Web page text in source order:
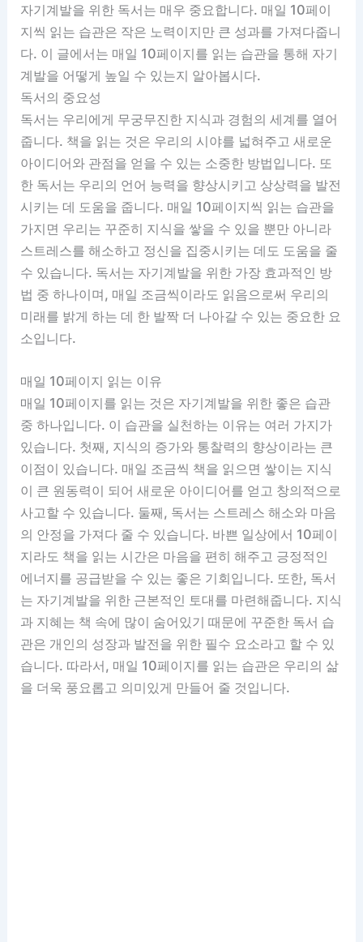
자기계발을 위한 독서는 매우 중요합니다. 매일 10페이
지씩 읽는 습관은 작은 노력이지만 큰 성과를 가져다줍니
다. 이 글에서는 매일 10페이지를 읽는 습관을 통해 자기
계발을 어떻게 높일 수 있는지 알아봅시다.
독서의 중요성
독서는 우리에게 무궁무진한 지식과 경험의 세계를 열어
줍니다. 책을 읽는 것은 우리의 시야를 넓혀주고 새로운
아이디어와 관점을 얻을 수 있는 소중한 방법입니다. 또
한 독서는 우리의 언어 능력을 향상시키고 상상력을 발전
시키는 데 도움을 줍니다. 매일 10페이지씩 읽는 습관을
가지면 우리는 꾸준히 지식을 쌓을 수 있을 뿐만 아니라
스트레스를 해소하고 정신을 집중시키는 데도 도움을 줄
수 있습니다. 독서는 자기계발을 위한 가장 효과적인 방
법 중 하나이며, 매일 조금씩이라도 읽음으로써 우리의
미래를 밝게 하는 데 한 발짝 더 나아갈 수 있는 중요한 요
소입니다.
매일 10페이지 읽는 이유
매일 10페이지를 읽는 것은 자기계발을 위한 좋은 습관
중 하나입니다. 이 습관을 실천하는 이유는 여러 가지가
있습니다. 첫째, 지식의 증가와 통찰력의 향상이라는 큰
이점이 있습니다. 매일 조금씩 책을 읽으면 쌓이는 지식
이 큰 원동력이 되어 새로운 아이디어를 얻고 창의적으로
사고할 수 있습니다. 둘째, 독서는 스트레스 해소와 마음
의 안정을 가져다 줄 수 있습니다. 바쁜 일상에서 10페이
지라도 책을 읽는 시간은 마음을 편히 해주고 긍정적인
에너지를 공급받을 수 있는 좋은 기회입니다. 또한, 독서
는 자기계발을 위한 근본적인 토대를 마련해줍니다. 지식
과 지혜는 책 속에 많이 숨어있기 때문에 꾸준한 독서 습
관은 개인의 성장과 발전을 위한 필수 요소라고 할 수 있
습니다. 따라서, 매일 10페이지를 읽는 습관은 우리의 삶
을 더욱 풍요롭고 의미있게 만들어 줄 것입니다.